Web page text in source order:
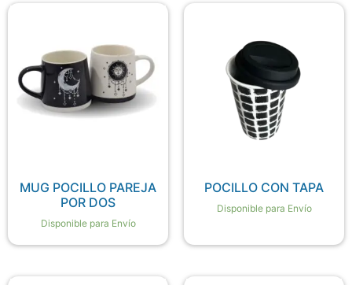
MUG POCILLO PAREJA
POR DOS
Disponible para Envío
POCILLO CON TAPA
Disponible para Envío